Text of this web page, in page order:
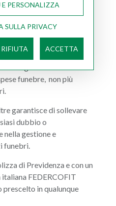
Funeraria
è di garantire a
la stipula di una polizza
e la garanzia di un
funebre, non più
garantisce di sollevare
dubbio o
nella gestione e
funebri.
di Previdenza e con un
FEDERCOFIT
in qualunque
PERSONALIZZA
SULLA PRIVACY
RIFIUTA ACCETTA